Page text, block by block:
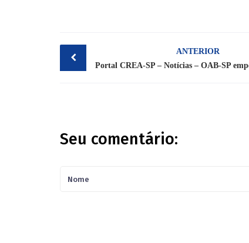
Post
navigation
ANTERIOR
Seu comentário: